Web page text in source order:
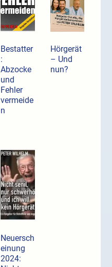
Bestatter
:
Abzocke
und
Fehler
vermeide
n
Hörgerät
– Und
nun?
Neuersch
einung
2024: